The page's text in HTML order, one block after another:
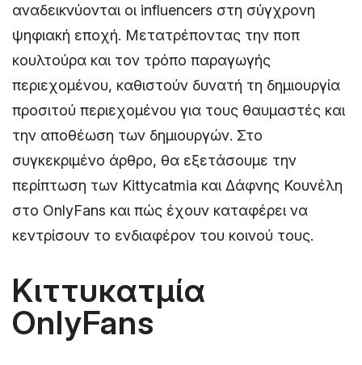
αναδεικνύονται οι influencers στη σύγχρονη
ψηφιακή εποχή. Μετατρέποντας την ποπ
κουλτούρα και τον τρόπο παραγωγής
περιεχομένου, καθιστούν δυνατή τη δημιουργία
προσιτού περιεχομένου για τους θαυμαστές και
την αποθέωση των δημιουργών. Στο
συγκεκριμένο άρθρο, θα εξετάσουμε την
περίπτωση των Kittycatmia και Δάφνης Κουνέλη
στο OnlyFans και πώς έχουν καταφέρει να
κεντρίσουν το ενδιαφέρον του κοινού τους.
Κιττυκατμία
OnlyFans